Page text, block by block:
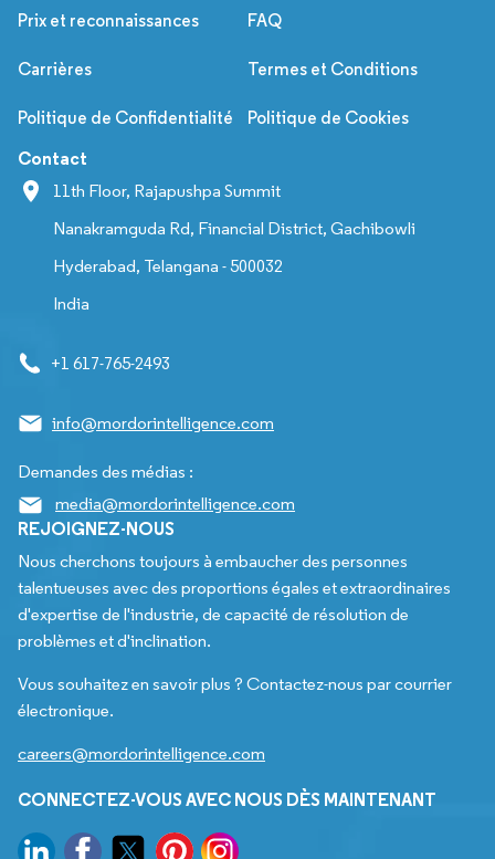
Prix et reconnaissances FAQ
Carrières Termes et Conditions
Politique de Confidentialité Politique de Cookies
Contact
11th Floor, Rajapushpa Summit
Nanakramguda Rd, Financial District, Gachibowli
Hyderabad, Telangana - 500032
India
+1 617-765-2493
info@mordorintelligence.com
Demandes des médias :
media@mordorintelligence.com
REJOIGNEZ-NOUS
Nous cherchons toujours à embaucher des personnes
talentueuses avec des proportions égales et extraordinaires
d'expertise de l'industrie, de capacité de résolution de
problèmes et d'inclination.
Vous souhaitez en savoir plus ? Contactez-nous par courrier
électronique.
careers@mordorintelligence.com
CONNECTEZ-VOUS AVEC NOUS DÈS MAINTENANT